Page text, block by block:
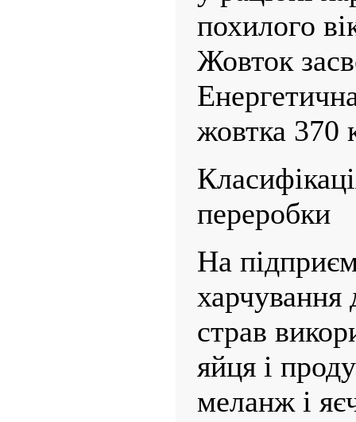
похилого
Жовток
жовтка 370
переробки
На
харчування
страв
яйця і
меланж і